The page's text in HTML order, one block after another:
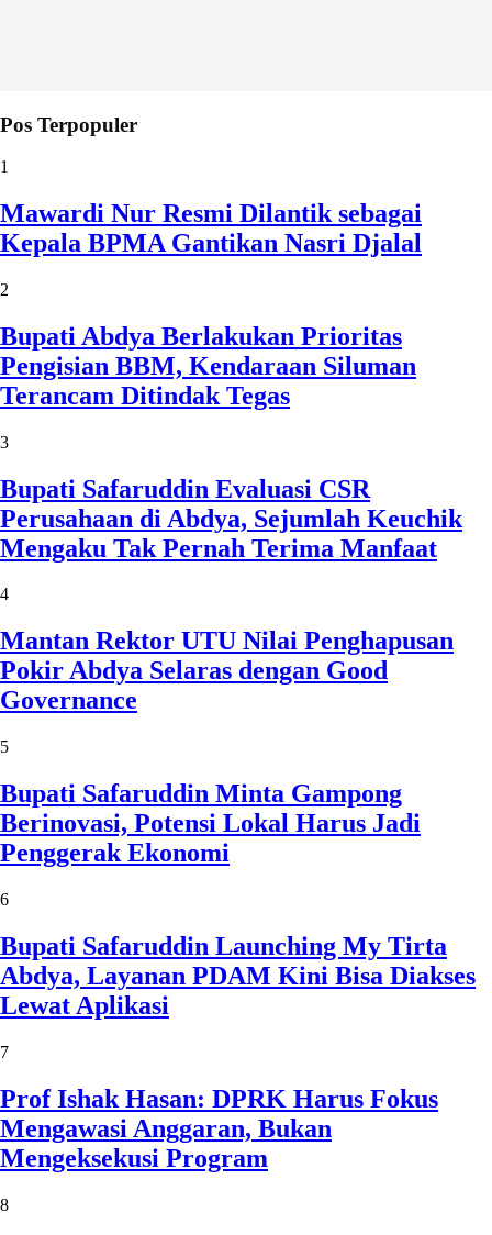
Pos Terpopuler
1
Mawardi Nur Resmi Dilantik sebagai
Kepala BPMA Gantikan Nasri Djalal
2
Bupati Abdya Berlakukan Prioritas
Pengisian BBM, Kendaraan Siluman
Terancam Ditindak Tegas
3
Bupati Safaruddin Evaluasi CSR
Perusahaan di Abdya, Sejumlah Keuchik
Mengaku Tak Pernah Terima Manfaat
4
Mantan Rektor UTU Nilai Penghapusan
Pokir Abdya Selaras dengan Good
Governance
5
Bupati Safaruddin Minta Gampong
Berinovasi, Potensi Lokal Harus Jadi
Penggerak Ekonomi
6
Bupati Safaruddin Launching My Tirta
Abdya, Layanan PDAM Kini Bisa Diakses
Lewat Aplikasi
7
Prof Ishak Hasan: DPRK Harus Fokus
Mengawasi Anggaran, Bukan
Mengeksekusi Program
8